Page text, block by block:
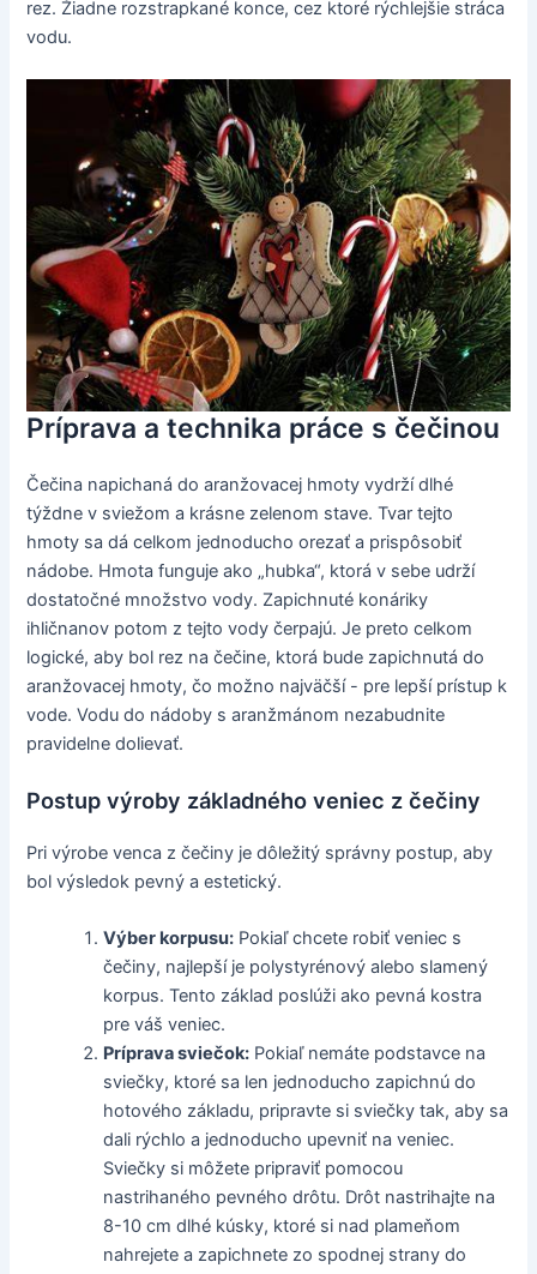
rez. Žiadne rozstrapkané konce, cez ktoré rýchlejšie stráca
vodu.
Príprava a technika práce s čečinou
Čečina napichaná do aranžovacej hmoty vydrží dlhé
týždne v sviežom a krásne zelenom stave. Tvar tejto
hmoty sa dá celkom jednoducho orezať a prispôsobiť
nádobe. Hmota funguje ako „hubka“, ktorá v sebe udrží
dostatočné množstvo vody. Zapichnuté konáriky
ihličnanov potom z tejto vody čerpajú. Je preto celkom
logické, aby bol rez na čečine, ktorá bude zapichnutá do
aranžovacej hmoty, čo možno najväčší - pre lepší prístup k
vode. Vodu do nádoby s aranžmánom nezabudnite
pravidelne dolievať.
Postup výroby základného veniec z čečiny
Pri výrobe venca z čečiny je dôležitý správny postup, aby
bol výsledok pevný a estetický.
Výber korpusu: Pokiaľ chcete robiť veniec s
čečiny, najlepší je polystyrénový alebo slamený
korpus. Tento základ poslúži ako pevná kostra
pre váš veniec.
Príprava sviečok: Pokiaľ nemáte podstavce na
sviečky, ktoré sa len jednoducho zapichnú do
hotového základu, pripravte si sviečky tak, aby sa
dali rýchlo a jednoducho upevniť na veniec.
Sviečky si môžete pripraviť pomocou
nastrihaného pevného drôtu. Drôt nastrihajte na
8-10 cm dlhé kúsky, ktoré si nad plameňom
nahrejete a zapichnete zo spodnej strany do